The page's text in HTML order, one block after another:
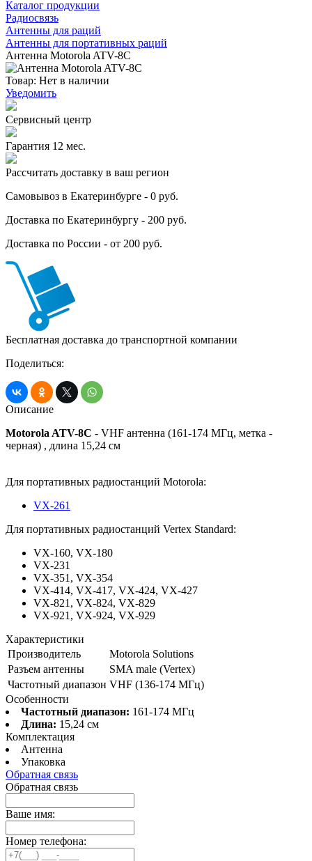
Каталог продукции
Радиосвязь
Антенны для раций
Антенны для портативных раций
Антенна Motorola ATV-8C
Товар: Нет в наличии
Уведомить
Сервисный центр
Гарантия 12 мес.
Рассчитать доставку в ваш регион
Самовывоз в Екатеринбурге - 0 руб.
Доставка по Екатеринбургу - 200 руб.
Доставка по России - от 200 руб.
Бесплатная доставка до транспортной компании
Поделиться:
Описание
Motorola ATV-8C - VHF антенна (161-174 МГц, метка -
черная) , длина 15,24 см
Для портативных радиостанций Motorola:
VX-261
Для портативных радиостанций Vertex Standard:
VX-160, VX-180
VX-231
VX-351, VX-354
VX-414, VX-417, VX-424, VX-427
VX-821, VX-824, VX-829
VX-921, VX-924, VX-929
Характеристики
Производитель
Motorola Solutions
Разъем антенны
SMA male (Vertex)
Частотный диапазон VHF (136-174 МГц)
Особенности
Частотный диапазон: 161-174 МГц
Длина: 15,24 см
Комплектация
Антенна
Упаковка
Обратная связь
Обратная связь
Ваше имя:
Номер телефона: